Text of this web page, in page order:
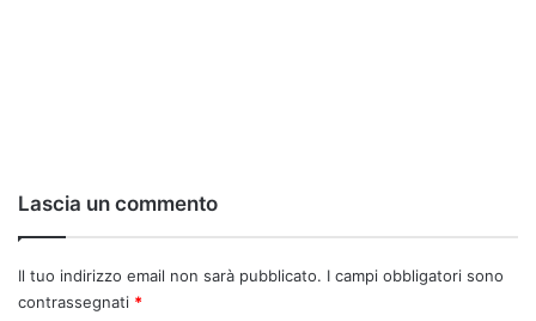
Lascia un commento
Il tuo indirizzo email non sarà pubblicato. I campi obbligatori sono
contrassegnati *